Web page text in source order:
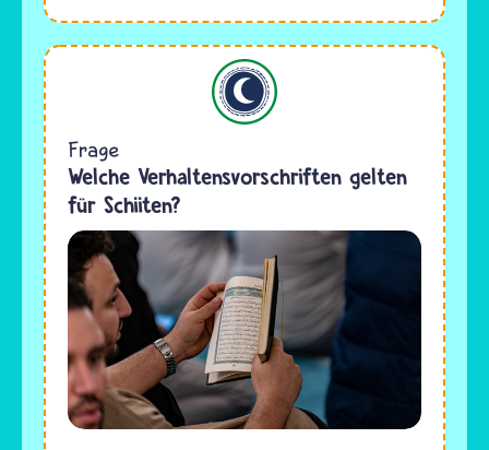
Frage
Welche Verhaltensvorschriften gelten
für Schiiten?